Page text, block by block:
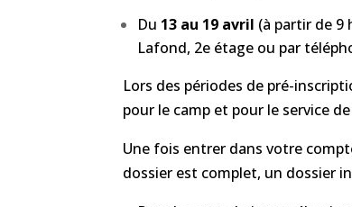
Du 13 au 19 avril (à partir de 9
Lafond, 2e étage ou par
Lors des périodes de pré-
pour le camp et pour le service
Une fois entrer dans votre
dossier est complet, un dossier